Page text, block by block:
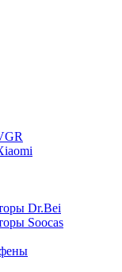
Dr.Bei
Soocas